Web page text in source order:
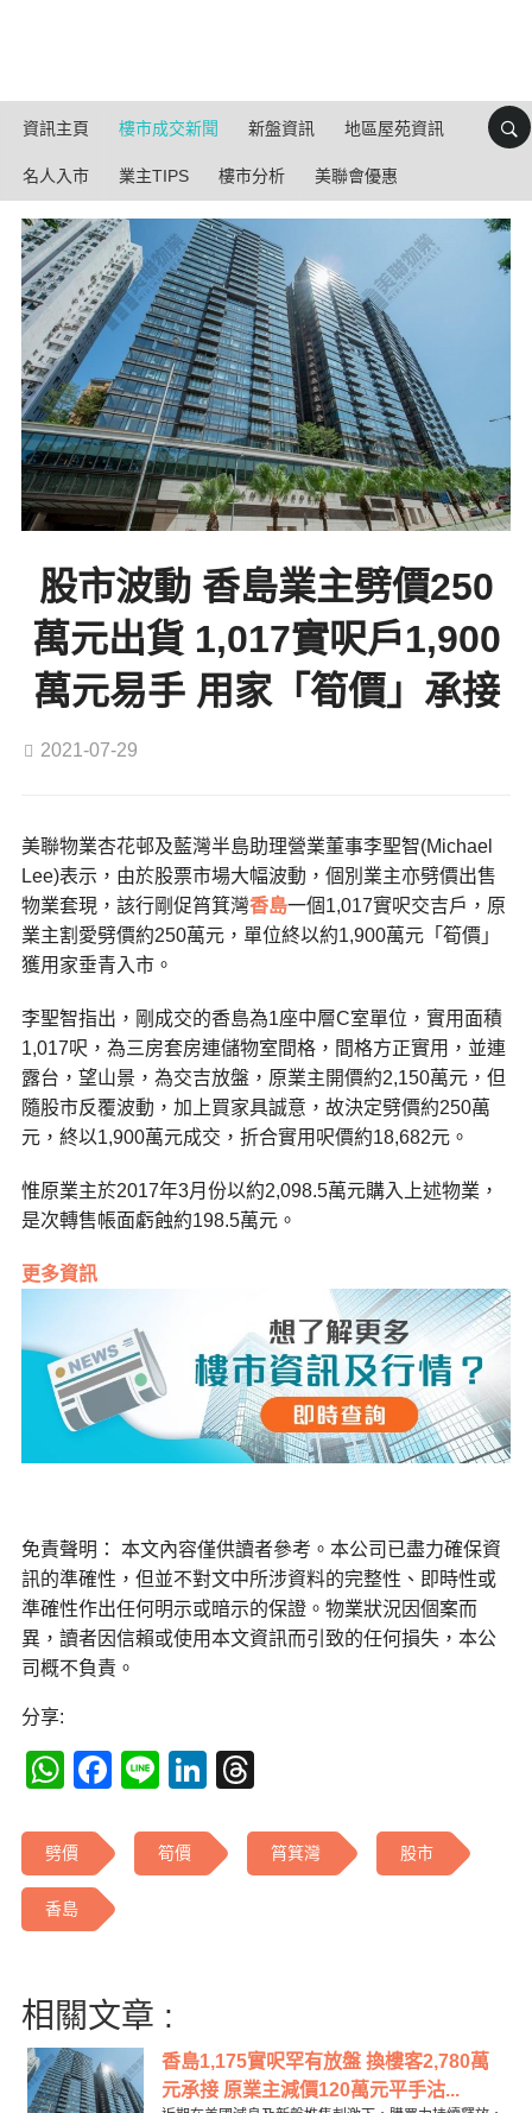
資訊主頁 樓市成交新聞 新盤資訊 地區屋苑資訊
名人入市 業主TIPS 樓市分析 美聯會優惠
股市波動 香島業主劈價250
萬元出貨 1,017實呎戶1,900
萬元易手 用家「筍價」承接
2021-07-29
美聯物業杏花邨及藍灣半島助理營業董事李聖智(Michael
Lee)表示，由於股票市場大幅波動，個別業主亦劈價出售
物業套現，該行剛促筲箕灣香島一個1,017實呎交吉戶，原
業主割愛劈價約250萬元，單位終以約1,900萬元「筍價」
獲用家垂青入市。
李聖智指出，剛成交的香島為1座中層C室單位，實用面積
1,017呎，為三房套房連儲物室間格，間格方正實用，並連
露台，望山景，為交吉放盤，原業主開價約2,150萬元，但
隨股市反覆波動，加上買家具誠意，故決定劈價約250萬
元，終以1,900萬元成交，折合實用呎價約18,682元。
惟原業主於2017年3月份以約2,098.5萬元購入上述物業，
是次轉售帳面虧蝕約198.5萬元。
更多資訊
免責聲明： 本文內容僅供讀者參考。本公司已盡力確保資
訊的準確性，但並不對文中所涉資料的完整性、即時性或
準確性作出任何明示或暗示的保證。物業狀況因個案而
異，讀者因信賴或使用本文資訊而引致的任何損失，本公
司概不負責。
分享:
WhatsApp
Facebook
LineLinkedIn
劈價 筍價 筲箕灣 股市
香島
相關文章 :
香島1,175實呎罕有放盤 換樓客2,780萬
元承接 原業主減價120萬元平手沽...